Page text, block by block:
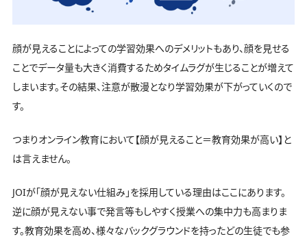
顔が見えることによっての学習効果へのデメリットもあり、顔を見せる
ことでデータ量も大きく消費するためタイムラグが生じることが増えて
しまいます。その結果、注意が散漫となり学習効果が下がっていくので
す。
つまりオンライン教育において【顔が見えること＝教育効果が高い】と
は言えません。
JOIが「顔が見えない仕組み」を採用している理由はここにあります。
逆に顔が見えない事で発言等もしやすく授業への集中力も高まりま
す。教育効果を高め、様々なバックグラウンドを持ったどの生徒でも参